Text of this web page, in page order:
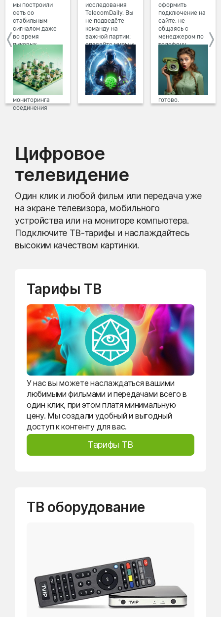
мы построили
сеть со
стабильным
сигналом даже
во время
пиковых
нагрузок в
вечернее время.
Мы постоянно
обновляем наше
оборудование в
домах, а система
мониторинга
соединения
исследования
TelecomDaily. Вы
не подведёте
команду на
важной партии:
спасайте миры и
побеждайте с
друзьями в
онлайн-играх.
оформить
подключение на
сайте, не
общаясь с
менеджером по
телефону.
Просто в три
клика заполните
форму заявки на
сайте, выберите
дату и время
подключения,
готово.
Цифровое
телевидение
Один клик и любой фильм или передача уже
на экране телевизора, мобильного
устройства или на мониторе компьютера.
Подключите ТВ-тарифы и наслаждайтесь
высоким качеством картинки.
Тарифы ТВ
У нас вы можете наслаждаться вашими
любимыми фильмами и передачами всего в
один клик, при этом платя минимальную
цену. Мы создали удобный и выгодный
доступ к контенту для вас.
Тарифы ТВ
ТВ оборудование